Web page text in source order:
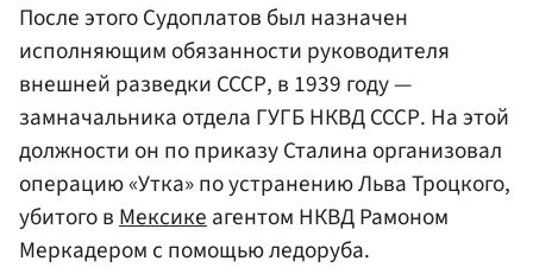
После этого Судоплатов был назначен
исполняющим обязанности руководителя
внешней разведки СССР, в 1939 году —
замначальника отдела ГУГБ НКВД СССР. На этой
должности он по приказу Сталина организовал
операцию «Утка» по устранению Льва Троцкого,
убитого вМексикеагентом НКВД Рамоном
Меркадером с помощью ледоруба.